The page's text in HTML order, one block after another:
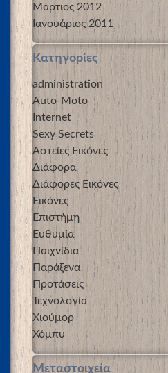
Μάρτιος 2012
Ιανουάριος 2011
Kατηγορίες
administration
Auto-Moto
Internet
Sexy Secrets
Αστείες Εικόνες
Διάφορα
Διάφορες Εικόνες
Εικόνες
Επιστήμη
Ευθυμία
Παιχνίδια
Παράξενα
Προτάσεις
Τεχνολογία
Χιούμορ
Χόμπυ
Μεταστοιχεία